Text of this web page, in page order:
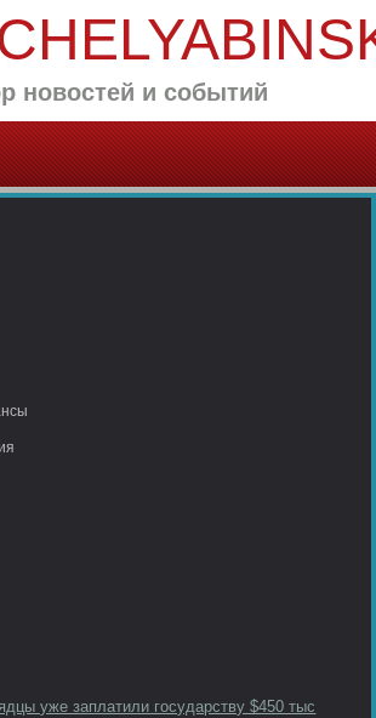
новостей и событий
уже заплатили государству $450 тыс